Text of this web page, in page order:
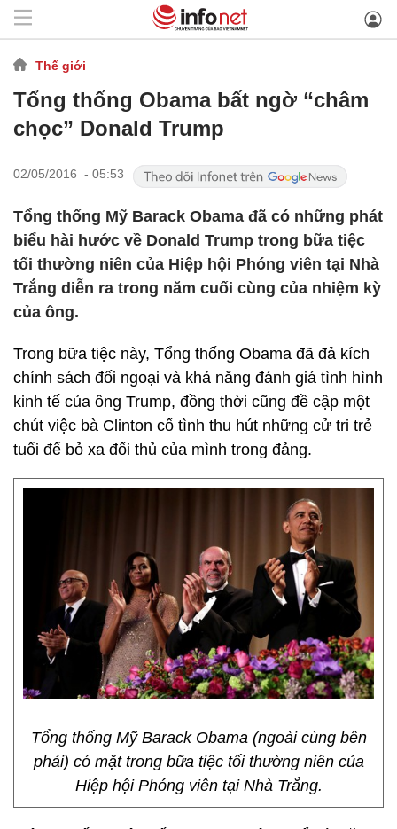
Thế giới
Tổng thống Obama bất ngờ “châm
chọc” Donald Trump
02/05/2016 - 05:53
Tổng thống Mỹ Barack Obama đã có những phát
biểu hài hước về Donald Trump trong bữa tiệc
tối thường niên của Hiệp hội Phóng viên tại Nhà
Trắng diễn ra trong năm cuối cùng của nhiệm kỳ
của ông.
Trong bữa tiệc này, Tổng thống Obama đã đả kích
chính sách đối ngoại và khả năng đánh giá tình hình
kinh tế của ông Trump, đồng thời cũng đề cập một
chút việc bà Clinton cố tình thu hút những cử tri trẻ
tuổi để bỏ xa đối thủ của mình trong đảng.
Tổng thống Mỹ Barack Obama (ngoài cùng bên
phải) có mặt trong bữa tiệc tối thường niên của
Hiệp hội Phóng viên tại Nhà Trắng.